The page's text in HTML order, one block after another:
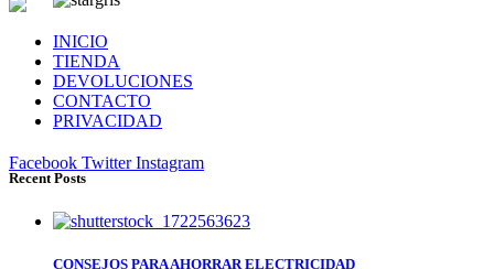
INICIO
TIENDA
DEVOLUCIONES
CONTACTO
PRIVACIDAD
Facebook Twitter Instagram
Recent Posts
CONSEJOS PARA AHORRAR ELECTRICIDAD